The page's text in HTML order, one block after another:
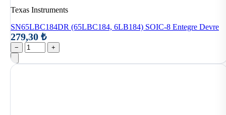
Texas Instruments
SN65LBC184DR (65LBC184, 6LB184) SOIC-8 Entegre Devre
279,30 ₺
− +